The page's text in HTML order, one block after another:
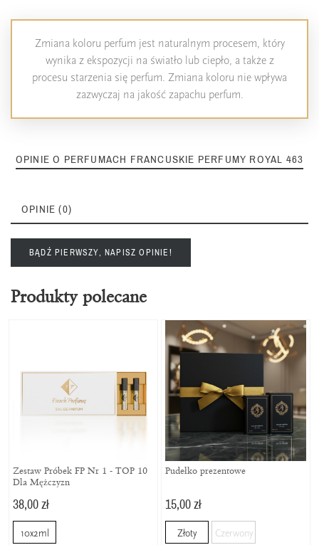
Zmiana koloru perfum jest naturalnym procesem, który
wynika z ekspozycji na światło lub ciepło, a także z
procesu starzenia się perfum. Zmiana koloru nie wpływa
zazwyczaj na jakość zapachu perfum.
OPINIE O PERFUMACH FRANCUSKIE PERFUMY ROYAL 463
OPINIE (0)
BĄDŹ PIERWSZY, NAPISZ OPINIE!
Produkty polecane
Zestaw Próbek FP Nr 1 - TOP 10
Dla Mężczyzn
38,00 zł
10x2ml
Pudełko prezentowe
15,00 zł
Złoty Czerwony